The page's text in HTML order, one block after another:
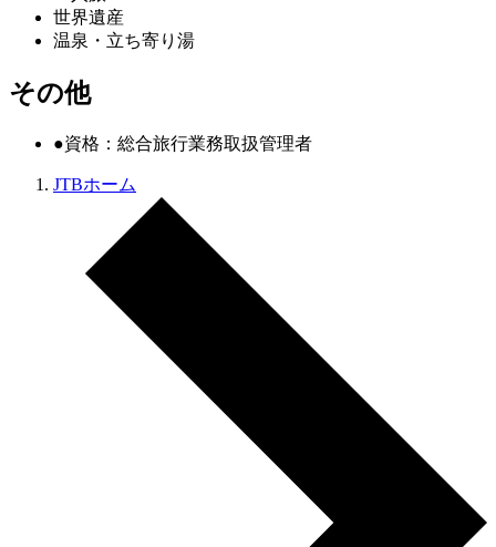
世界遺産
温泉・立ち寄り湯
その他
●資格：総合旅行業務取扱管理者
JTBホーム